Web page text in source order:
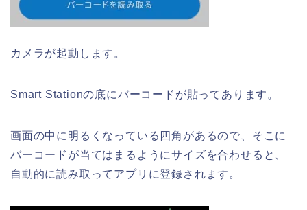
カメラが起動します。
Smart Stationの底にバーコードが貼ってあります。
画面の中に明るくなっている四角があるので、そこに
バーコードが当てはまるようにサイズを合わせると、
自動的に読み取ってアプリに登録されます。